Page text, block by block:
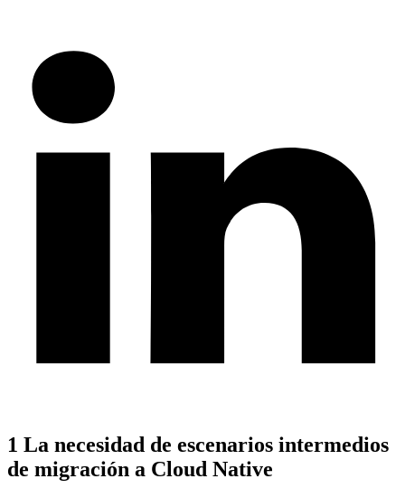
1 La necesidad de escenarios intermedios
de migración a Cloud Native